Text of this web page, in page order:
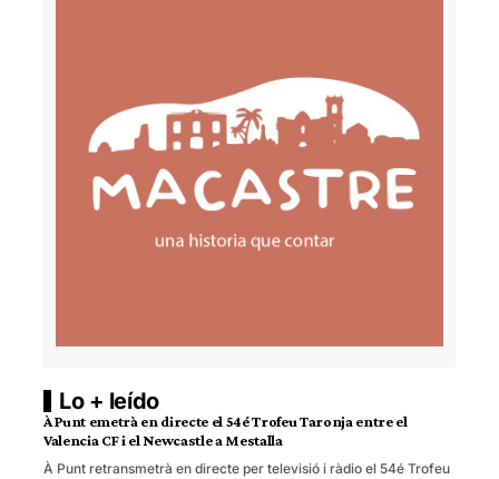
Lo + leído
À Punt emetrà en directe el 54é Trofeu Taronja entre el
Valencia CF i el Newcastle a Mestalla
À Punt retransmetrà en directe per televisió i ràdio el 54é Trofeu